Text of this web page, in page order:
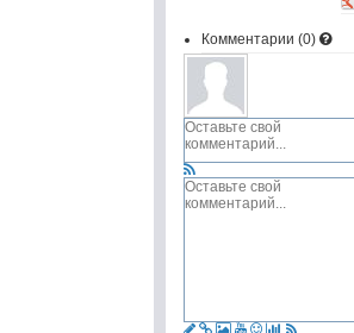
Комментарии (0)